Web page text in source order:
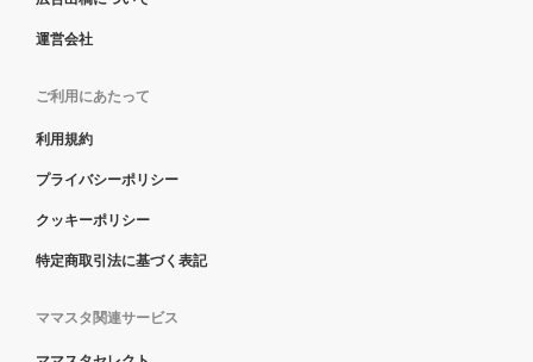
運営会社
ご利用にあたって
利用規約
プライバシーポリシー
クッキーポリシー
特定商取引法に基づく表記
ママスタ関連サービス